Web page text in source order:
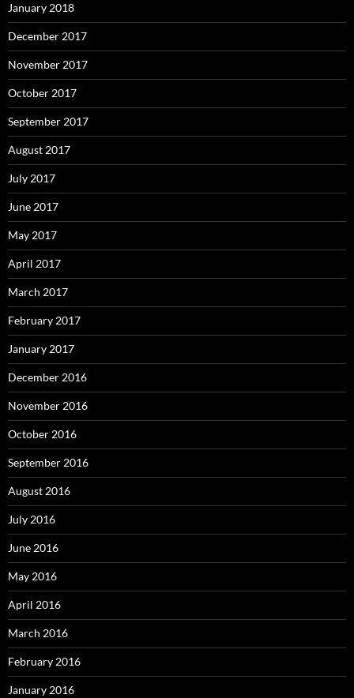
January 2018
December 2017
November 2017
October 2017
September 2017
August 2017
July 2017
June 2017
May 2017
April 2017
March 2017
February 2017
January 2017
December 2016
November 2016
October 2016
September 2016
August 2016
July 2016
June 2016
May 2016
April 2016
March 2016
February 2016
January 2016